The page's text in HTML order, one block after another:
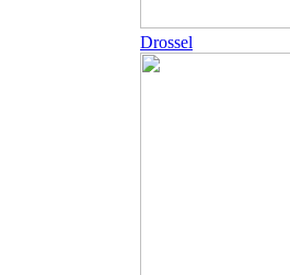
Drossel